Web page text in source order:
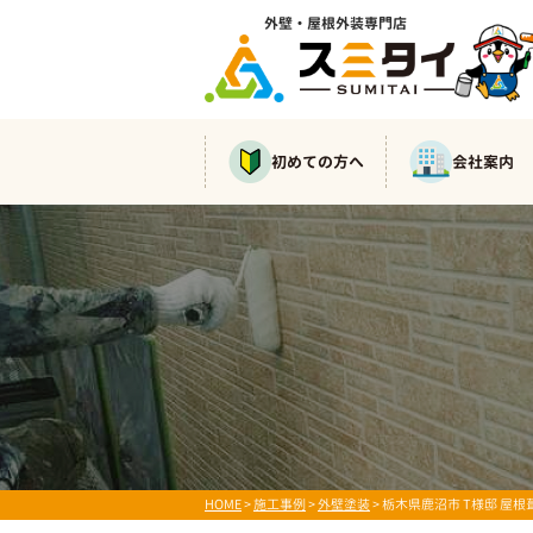
外壁・屋根外装専門店
初めての方へ 会社案内
HOME>施工事例>外壁塗装>栃木県鹿沼市 T様邸 屋